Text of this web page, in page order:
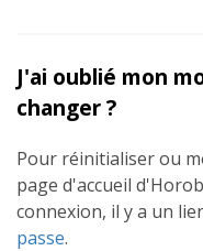
J'ai oublié mon
changer ?
Pour réinitialiser ou
page d'accueil
connexion, il y a un
passe.